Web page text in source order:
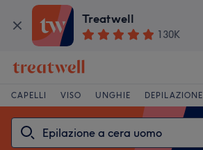
Treatwell
130K
CAPELLI VISO UNGHIE DEPILAZIONE